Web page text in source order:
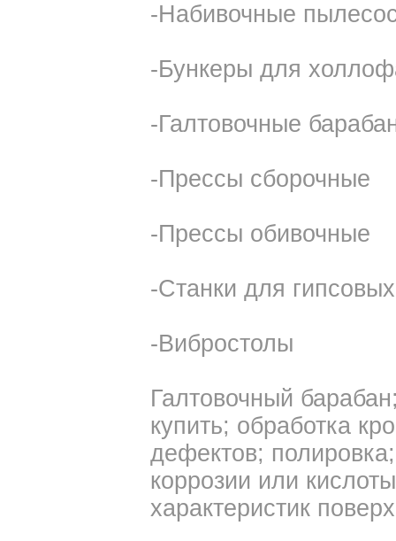
-Набивочные
-Бункеры для
-Галтовочные
-Прессы сборочные
-Прессы обивочные
-Станки для
-Вибростолы
Галтовочный
купить; обработка
дефектов;
коррозии или
характеристик